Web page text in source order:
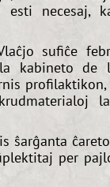
necesaj,
sufiĉe
kabineto de
ŝarĝanta
per